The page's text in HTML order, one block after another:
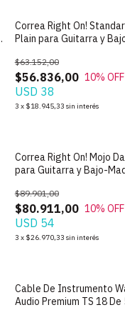
Correa Right On!
Plain para Guitarra y
$56.836,00
$63.152,00
10% OFF
USD 38
3 x $18.945,33 sin interés
Correa Right On! Mojo
para Guitarra y Bajo-
$80.911,00
$89.901,00
10% OFF
USD 54
3 x $26.970,33 sin interés
Cable De Instrumento
Audio Premium TS 18 De